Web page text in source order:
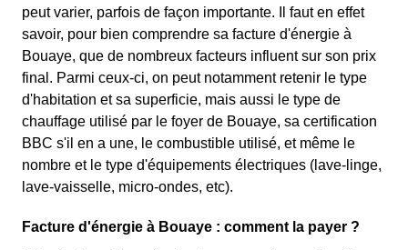
peut varier, parfois de façon importante. Il faut en effet
savoir, pour bien comprendre sa facture d'énergie à
Bouaye, que de nombreux facteurs influent sur son prix
final. Parmi ceux-ci, on peut notamment retenir le type
d'habitation et sa superficie, mais aussi le type de
chauffage utilisé par le foyer de Bouaye, sa certification
BBC s'il en a une, le combustible utilisé, et même le
nombre et le type d'équipements électriques (lave-linge,
lave-vaisselle, micro-ondes, etc).
Facture d'énergie à Bouaye : comment la payer ?